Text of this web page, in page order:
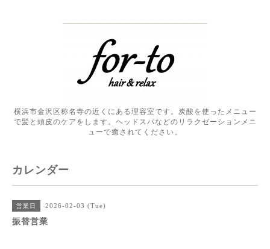
横浜市金沢区称名寺の近くにある理容室です。炭酸を使ったメニュー
で髪と頭皮のケアをします。ヘッドスパなどのリラクゼーションメニ
ューで癒されてください。
カレンダー
営業日 2026-02-03 (Tue)
振替営業